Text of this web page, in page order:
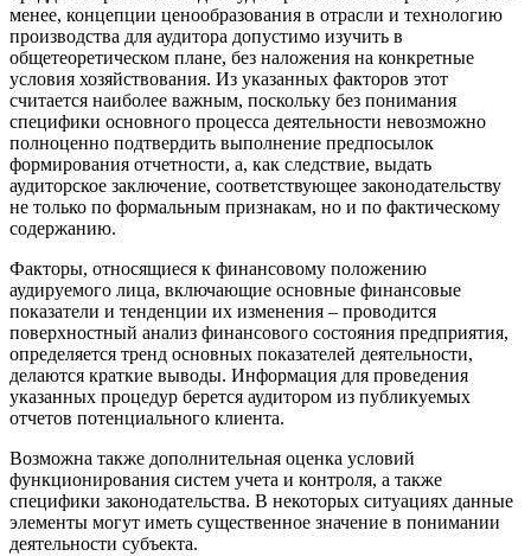
менее, концепции ценообразования в отрасли и технологию
производства для аудитора допустимо изучить в
общетеоретическом плане, без наложения на конкретные
условия хозяйствования. Из указанных факторов этот
считается наиболее важным, поскольку без понимания
специфики основного процесса деятельности невозможно
полноценно подтвердить выполнение предпосылок
формирования отчетности, а, как следствие, выдать
аудиторское заключение, соответствующее законодательству
не только по формальным признакам, но и по фактическому
содержанию.
Факторы, относящиеся к финансовому положению
аудируемого лица, включающие основные финансовые
показатели и тенденции их изменения – проводится
поверхностный анализ финансового состояния предприятия,
определяется тренд основных показателей деятельности,
делаются краткие выводы. Информация для проведения
указанных процедур берется аудитором из публикуемых
отчетов потенциального клиента.
Возможна также дополнительная оценка условий
функционирования систем учета и контроля, а также
специфики законодательства. В некоторых ситуациях данные
элементы могут иметь существенное значение в понимании
деятельности субъекта.